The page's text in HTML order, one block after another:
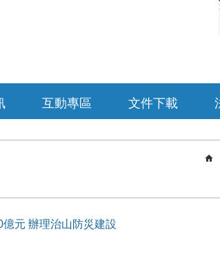
互動專區 文件下載
元 辦理治山防災建設